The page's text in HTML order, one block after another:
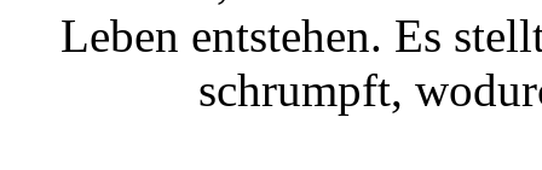
Leben entstehen. Es
schrumpft,